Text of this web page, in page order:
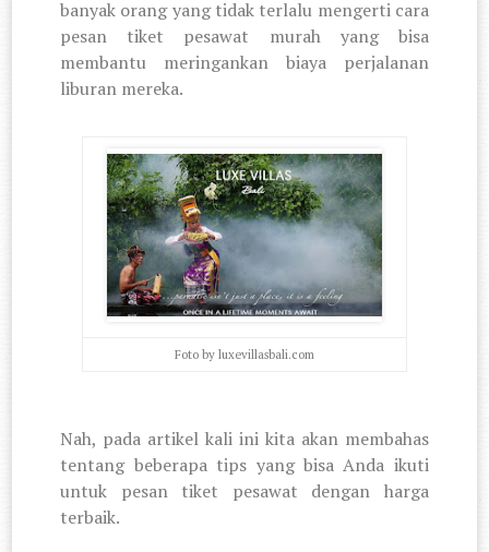
banyak orang yang tidak terlalu mengerti cara
pesan tiket pesawat murah yang bisa
membantu meringankan biaya perjalanan
liburan mereka.
Foto by luxevillasbali.com
Nah, pada artikel kali ini kita akan membahas
tentang beberapa tips yang bisa Anda ikuti
untuk pesan tiket pesawat dengan harga
terbaik.